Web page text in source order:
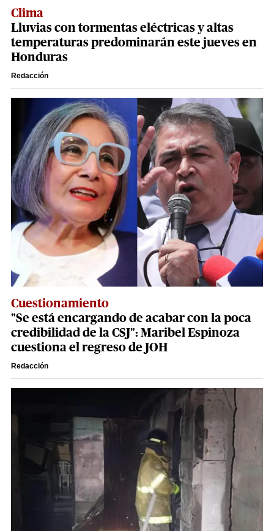
Clima
Lluvias con tormentas eléctricas y altas
temperaturas predominarán este jueves en
Honduras
Redacción
Cuestionamiento
"Se está encargando de acabar con la poca
credibilidad de la CSJ": Maribel Espinoza
cuestiona el regreso de JOH
Redacción